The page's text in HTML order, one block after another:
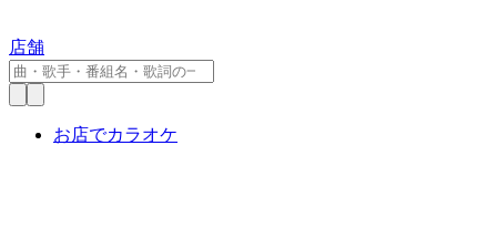
店舗
お店でカラオケ